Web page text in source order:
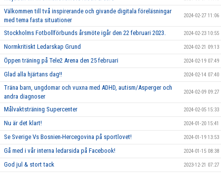
Välkommen till två inspirerande och givande digitala föreläsningar
med tema fasta situationer
2024-02-27 11:06
Stockholms Fotbollförbunds årsmöte igår den 22 februari 2023. 2024-02-23 10:55
Normkritiskt Ledarskap Grund 2024-02-21 09:13
Öppen träning på Tele2 Arena den 25 februari 2024-02-19 07:49
Glad alla hjärtans dag!! 2024-02-14 07:40
Träna barn, ungdomar och vuxna med ADHD, autism/Asperger och
andra diagnoser
2024-02-09 09:27
Målvaktsträning Supercenter 2024-02-05 15:33
Nu är det klart! 2024-01-20 15:41
Se Sverige Vs Bosnien-Hercegovina på sportlovet! 2024-01-19 13:53
Gå med i vår interna ledarsida på Facebook! 2024-01-15 08:38
God jul & stort tack 2023-12-21 07:27